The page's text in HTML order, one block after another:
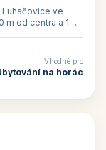
ve
m od centra a 1
Vhodné pro
na horác